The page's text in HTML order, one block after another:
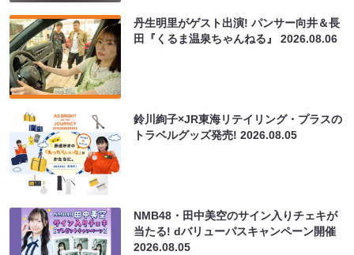
丹生明里がゲスト出演! パンサー向井＆長
田『くるま温泉ちゃんねる』2026.08.06
鈴川絢子×JR東海リテイリング・プラスの
トラベルグッズ発売!2026.08.05
NMB48・田中美空のサイン入りチェキが
当たる! dバリューパスキャンペーン開催
2026.08.05